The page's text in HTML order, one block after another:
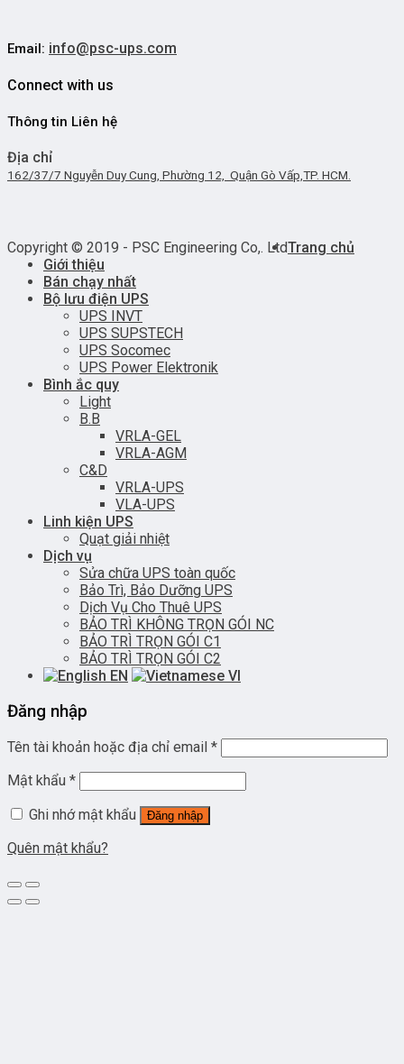
Email: info@psc-ups.com
Connect with us
Thông tin Liên hệ
Địa chỉ
162/37/7 Nguyễn Duy Cung, Phường 12, Quận Gò Vấp,TP. HCM.
Copyright © 2019 - PSC Engineering Co,. LtdTrang chủ
Giới thiệu
Bán chạy nhất
Bộ lưu điện UPS
UPS INVT
UPS SUPSTECH
UPS Socomec
UPS Power Elektronik
Bình ắc quy
Light
B.B
VRLA-GEL
VRLA-AGM
C&D
VRLA-UPS
VLA-UPS
Linh kiện UPS
Quạt giải nhiệt
Dịch vụ
Sửa chữa UPS toàn quốc
Bảo Trì, Bảo Dưỡng UPS
Dịch Vụ Cho Thuê UPS
BẢO TRÌ KHÔNG TRỌN GÓI NC
BẢO TRÌ TRỌN GÓI C1
BẢO TRÌ TRỌN GÓI C2
EN
VI
Đăng nhập
Tên tài khoản hoặc địa chỉ email *
Mật khẩu *
Ghi nhớ mật khẩu
Đăng nhập
Quên mật khẩu?